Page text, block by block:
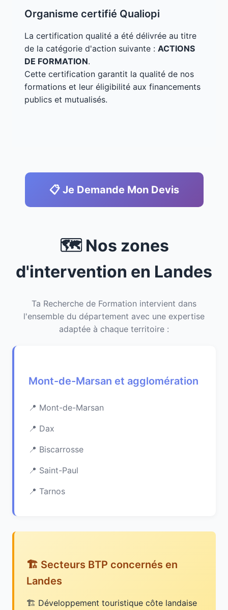
Organisme certifié Qualiopi
La certification qualité a été délivrée au titre
de la catégorie d'action suivante : ACTIONS
DE FORMATION.
Cette certification garantit la qualité de nos
formations et leur éligibilité aux financements
publics et mutualisés.
📋 Je Demande Mon Devis
🗺️ Nos zones
d'intervention en Landes
Ta Recherche de Formation intervient dans
l'ensemble du département avec une expertise
adaptée à chaque territoire :
Mont-de-Marsan et agglomération
Mont-de-Marsan
Dax
Biscarrosse
Saint-Paul
Tarnos
🏗️ Secteurs BTP concernés en
Landes
Développement touristique côte landaise